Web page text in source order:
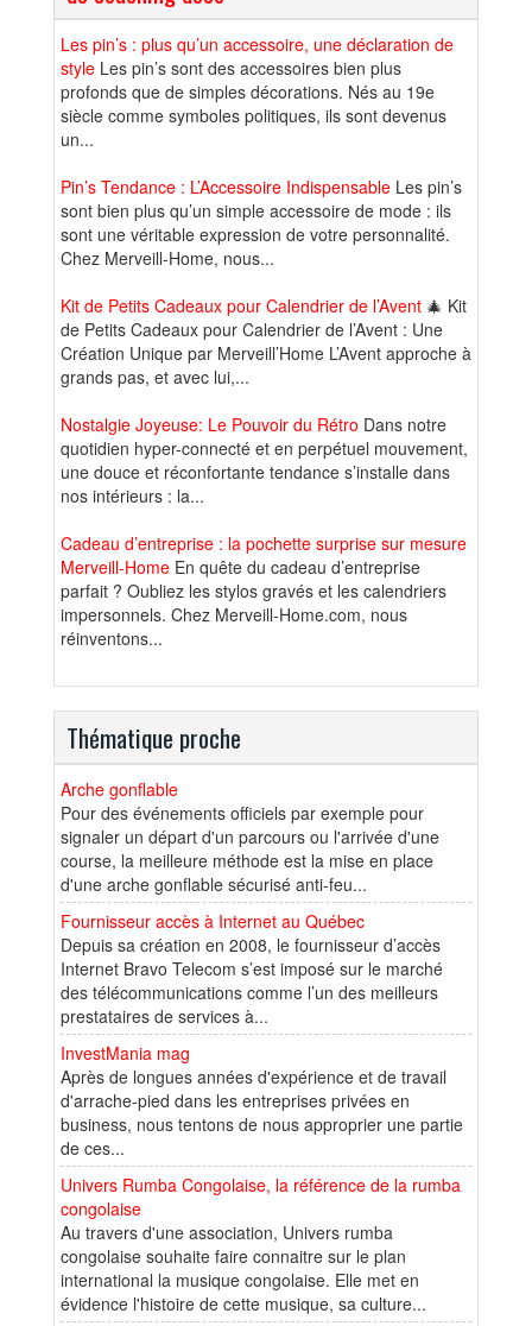
Les pin’s : plus qu’un accessoire, une déclaration de
style Les pin’s sont des accessoires bien plus
profonds que de simples décorations. Nés au 19e
siècle comme symboles politiques, ils sont devenus
un...
Pin’s Tendance : L’Accessoire Indispensable Les pin’s
sont bien plus qu’un simple accessoire de mode : ils
sont une véritable expression de votre personnalité.
Chez Merveill-Home, nous...
Kit de Petits Cadeaux pour Calendrier de l’Avent 🎄 Kit
de Petits Cadeaux pour Calendrier de l’Avent : Une
Création Unique par Merveill’Home L’Avent approche à
grands pas, et avec lui,...
Nostalgie Joyeuse: Le Pouvoir du Rétro Dans notre
quotidien hyper-connecté et en perpétuel mouvement,
une douce et réconfortante tendance s’installe dans
nos intérieurs : la...
Cadeau d’entreprise : la pochette surprise sur mesure
Merveill-Home En quête du cadeau d’entreprise
parfait ? Oubliez les stylos gravés et les calendriers
impersonnels. Chez Merveill-Home.com, nous
réinventons...
Thématique proche
Arche gonflable
Pour des événements officiels par exemple pour
signaler un départ d'un parcours ou l'arrivée d'une
course, la meilleure méthode est la mise en place
d'une arche gonflable sécurisé anti-feu...
Fournisseur accès à Internet au Québec
Depuis sa création en 2008, le fournisseur d’accès
Internet Bravo Telecom s’est imposé sur le marché
des télécommunications comme l’un des meilleurs
prestataires de services à...
InvestMania mag
Après de longues années d'expérience et de travail
d'arrache-pied dans les entreprises privées en
business, nous tentons de nous approprier une partie
de ces...
Univers Rumba Congolaise, la référence de la rumba
congolaise
Au travers d'une association, Univers rumba
congolaise souhaite faire connaitre sur le plan
international la musique congolaise. Elle met en
évidence l'histoire de cette musique, sa culture...